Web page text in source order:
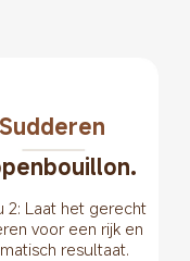
Sudderen
2: Laat het gerecht
voor een rijk en
resultaat.